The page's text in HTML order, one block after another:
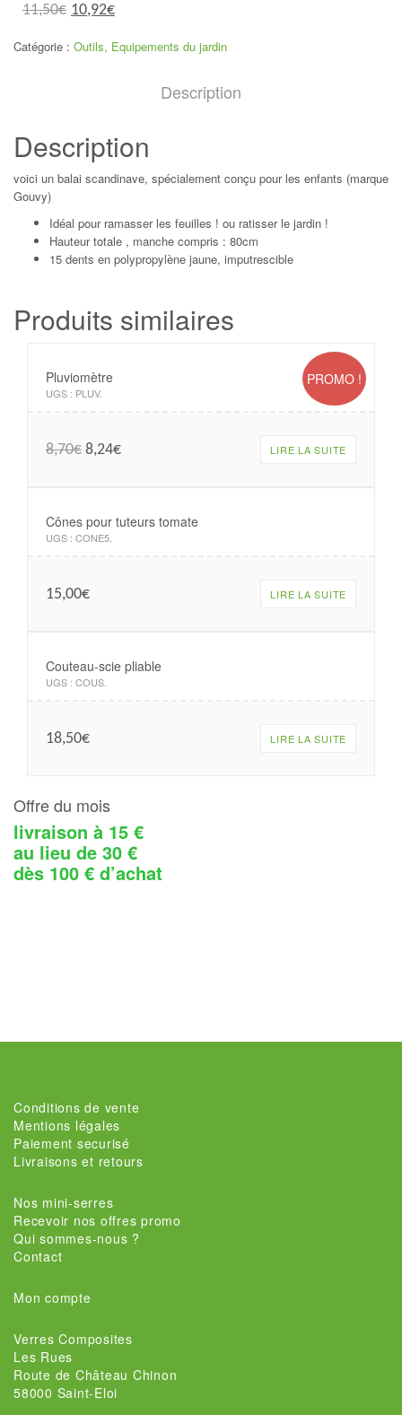
11,50€ 10,92€
Catégorie : Outils, Equipements du jardin
Description
Description
voici un balai scandinave, spécialement conçu pour les enfants (marque
Gouvy)
Idéal pour ramasser les feuilles ! ou ratisser le jardin !
Hauteur totale , manche compris : 80cm
15 dents en polypropylène jaune, imputrescible
Produits similaires
PROMO !
Pluviomètre
UGS : PLUV.
8,70€ 8,24€ LIRE LA SUITE
Cônes pour tuteurs tomate
UGS : CONE5
15,00€ LIRE LA SUITE
Couteau-scie pliable
UGS : COUS
18,50€ LIRE LA SUITE
Offre du mois
livraison à 15 €
au lieu de 30 €
dès 100 € d’achat
Conditions de vente
Mentions légales
Paiement securisé
Livraisons et retours
Nos mini-serres
Recevoir nos offres promo
Qui sommes-nous ?
Contact
Mon compte
Verres Composites
Les Rues
Route de Château Chinon
58000 Saint-Eloi